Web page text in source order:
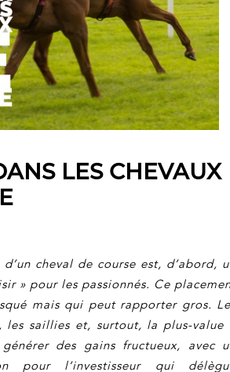
LES CHEVAUX
cheval de course est, d’abord,
» pour les passionnés. Ce
mais qui peut rapporter gros.
les saillies et, surtout, la plus-value
des gains fructueux, avec
pour l’investisseur qui